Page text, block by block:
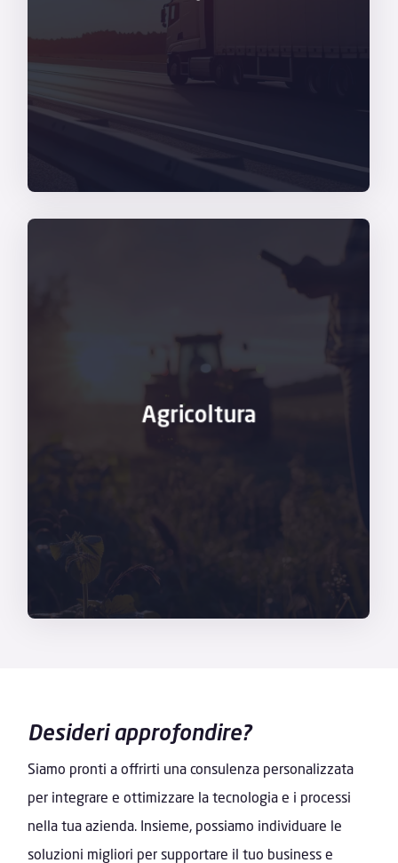
Grazie ad un ampio portfolio di best practice
e di prodotti e servizi integrati in grado di
settore Trasporti, nazionale e globale, YouCo
Agricoltura
lavoratori sono spesso esposti a rischi elevati,
Desideri approfondire?
Siamo pronti a offrirti una consulenza personalizzata
per integrare e ottimizzare la tecnologia e i processi
nella tua azienda. Insieme, possiamo individuare le
soluzioni migliori per supportare il tuo business e